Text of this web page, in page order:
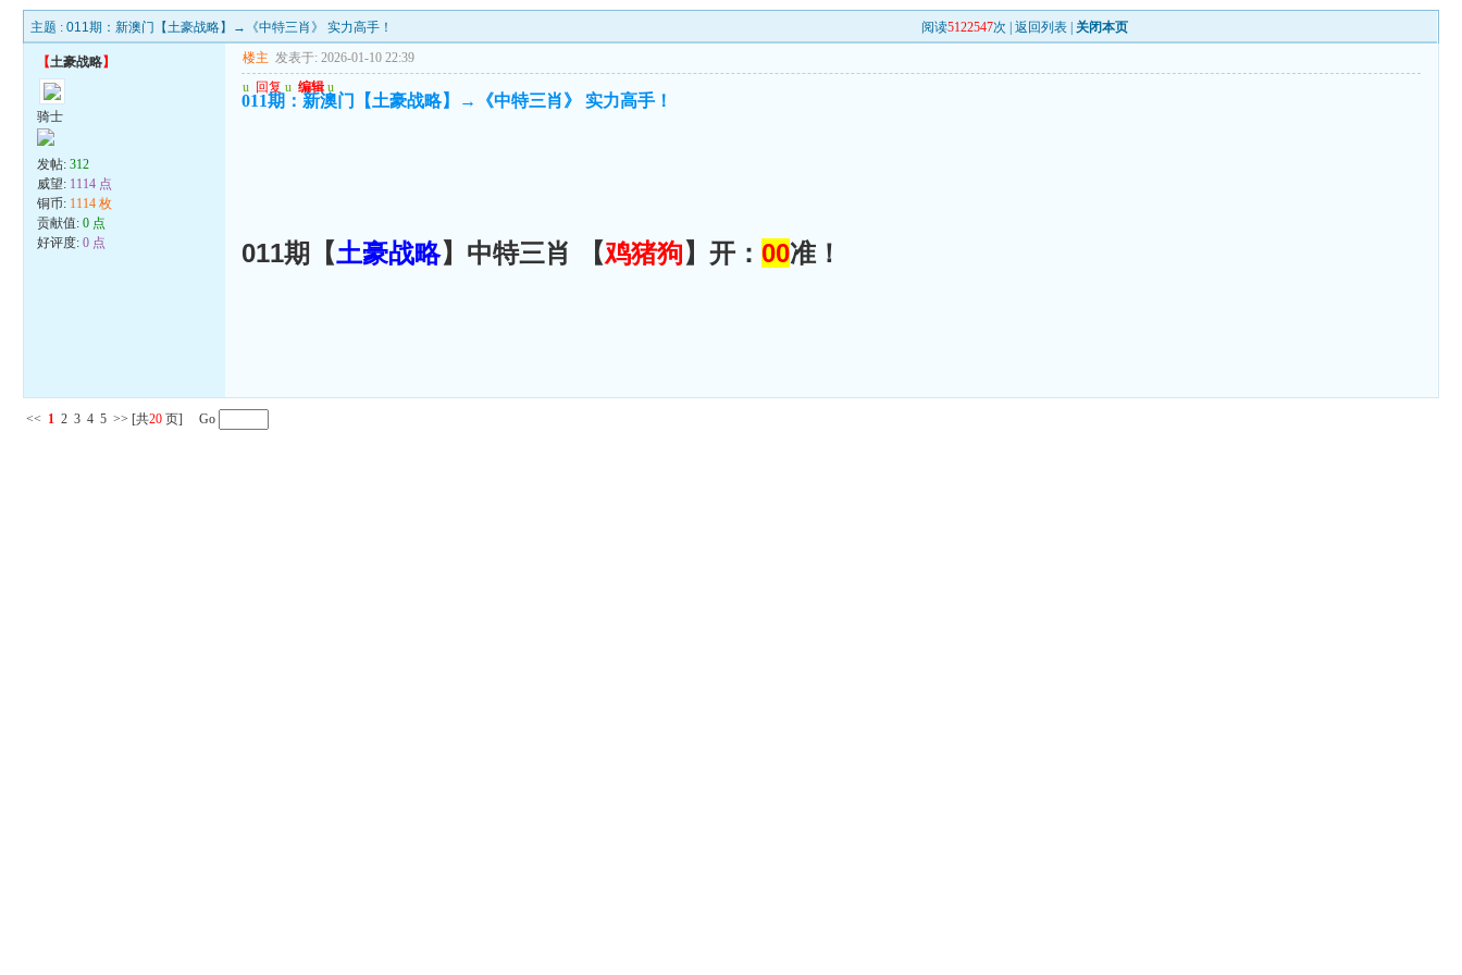
主题 :011期：新澳门【土豪战略】→《中特三肖》 实力高手！ 阅读5122547次 |返回列表 关闭本页
【土豪战略】
骑士
发帖:312
威望: 1114 点
铜币: 1114 枚
贡献值:0 点
好评度:0 点
楼主 发表于: 2026-01-10 22:39
u 回复 u 编辑 u
011期：新澳门【土豪战略】→《中特三肖》 实力高手！
011期【土豪战略】中特三肖 【鸡猪狗】开： 00准！
<< 1 2 3 4 5 >> [共20 页] Go